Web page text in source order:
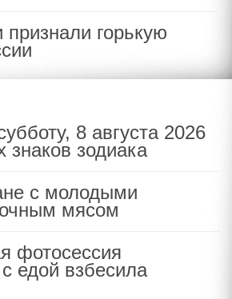
горькую
8 августа 2026
знаков зодиака
с молодыми
мясом
фотосессия
едой взбесила